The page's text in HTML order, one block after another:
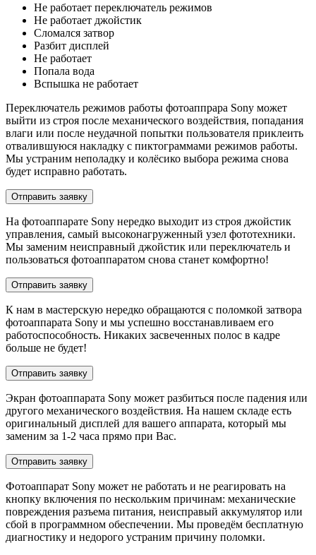
Не работает переключатель режимов
Не работает джойстик
Сломался затвор
Разбит дисплей
Не работает
Попала вода
Вспышка не работает
Переключатель режимов работы фотоаппрара Sony может
выйти из строя после механического воздействия, попадания
влаги или после неудачной попытки пользователя приклеить
отвалившуюся накладку с пиктограммами режимов работы.
Мы устраним неполадку и колёсико выбора режима снова
будет исправно работать.
Отправить заявку
На фотоаппарате Sony нередко выходит из строя джойстик
управления, самый высоконагруженный узел фототехники.
Мы заменим неисправный джойстик или переключатель и
пользоваться фотоаппаратом снова станет комфортно!
Отправить заявку
К нам в мастерскую нередко обращаются с поломкой затвора
фотоаппарата Sony и мы успешно восстанавливаем его
работоспособность. Никаких засвеченных полос в кадре
больше не будет!
Отправить заявку
Экран фотоаппарата Sony может разбиться после падения или
другого механического воздействия. На нашем складе есть
оригинальный дисплей для вашего аппарата, который мы
заменим за 1-2 часа прямо при Вас.
Отправить заявку
Фотоаппарат Sony может не работать и не реагировать на
кнопку включения по нескольким причинам: механические
повреждения разъема питания, неисправый аккумулятор или
сбой в программном обеспечении. Мы проведём бесплатную
диагностику и недорого устраним причину поломки.